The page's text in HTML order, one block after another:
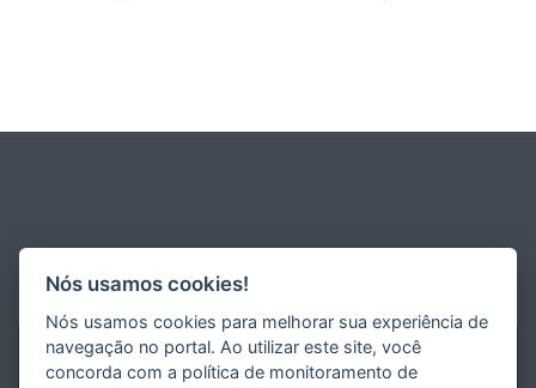
Nós usamos cookies!
Nós usamos cookies para melhorar sua experiência de
navegação no portal. Ao utilizar este site, você
concorda com a política de monitoramento de